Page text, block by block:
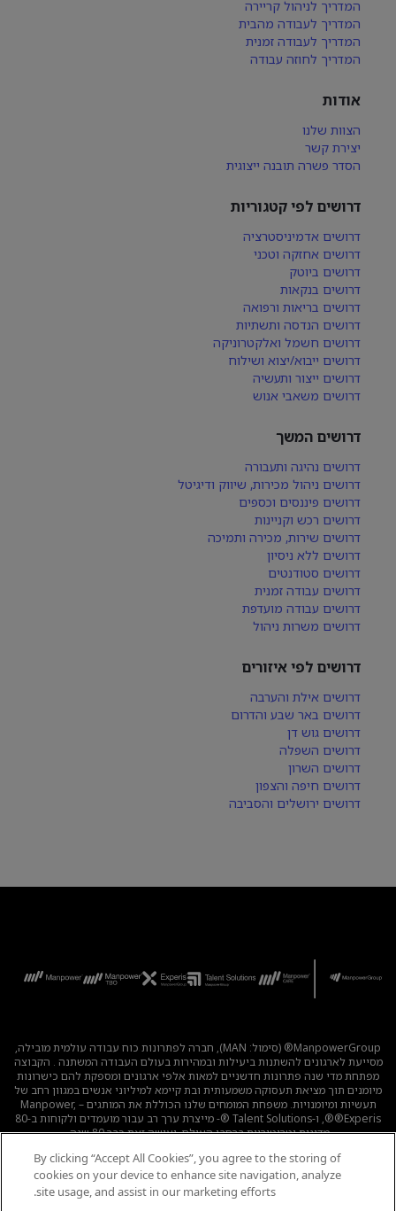
המדריך לניהול קריירה
המדריך לעבודה מהבית
המדריך לעבודה זמנית
המדריך לחוזה עבודה
אודות
הצוות שלנו
יצירת קשר
הסדר פשרה תובנה ייצוגית
דרושים לפי קטגוריות
דרושים אדמיניסטרציה
דרושים אחזקה וטכני
דרושים ביוטק
דרושים בנקאות
דרושים בריאות ורפואה
דרושים הנדסה ותשתיות
דרושים חשמל ואלקטרוניקה
דרושים ייבוא/יצוא ושילוח
דרושים ייצור ותעשיה
דרושים משאבי אנוש
דרושים המשך
דרושים נהיגה ותעבורה
דרושים ניהול מכירות, שיווק ודיגיטל
דרושים פיננסים וכספים
דרושים רכש וקניינות
דרושים שירות, מכירה ותמיכה
דרושים ללא ניסיון
דרושים סטודנטים
דרושים עבודה זמנית
דרושים עבודה מועדפת
דרושים משרות ניהול
דרושים לפי איזורים
דרושים אילת והערבה
דרושים באר שבע והדרום
דרושים גוש דן
דרושים השפלה
דרושים השרון
דרושים חיפה והצפון
דרושים ירושלים והסביבה
ManpowerGroup® (סימול: MAN), חברה לפתרונות כוח עבודה עולמית מובילה,
מסייעת לארגונים להשתנות ביעילות ובמהירות בעולם העבודה המשתנה . הקבוצה
מפתחת מדי שנה פתרונות חדשניים למאות אלפי ארגונים ומספקת להם כישרונות
מיומנים תוך מציאת תעסוקה משמעותית ובת קיימא למיליוני אנשים במגוון רחב של
תעשיות ומיומנויות. משפחת המומחים שלנו הכוללת את המותגים – Manpower,
®Experis®, ו-Talent Solutions ®- מייצרת ערך רב עבור מועמדים ולקוחות ב-80
מדינות וטריטוריות ברחבי העולם, ועושה זאת כבר 80 שנה.
לכל המשרות | מדיניות הפרטיות | תנאי השימוש | נגישות
קוד אתי
|
By clicking “Accept All Cookies”, you agree to the storing of
cookies on your device to enhance site navigation, analyze
site usage, and assist in our marketing efforts.